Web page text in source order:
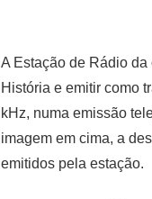
A Estação de Rádio
História e emitir como
kHz, numa emissão
imagem em cima, a
emitidos pela estação.